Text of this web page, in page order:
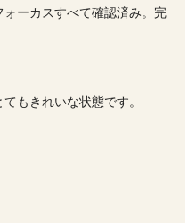
ーカスすべて確認済み。完
もきれいな状態です。